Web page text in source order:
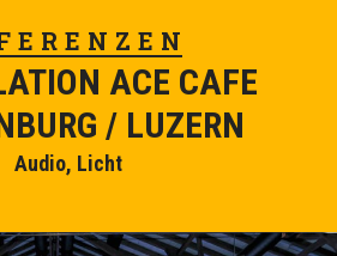
ACE CAFE
/ LUZERN
Audio, Licht